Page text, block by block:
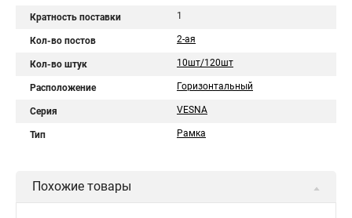
Кратность поставки 1
Кол-во постов 2-ая
Кол-во штук 10шт/120шт
Расположение Горизонтальный
Серия VESNA
Тип Рамка
Похожие товары